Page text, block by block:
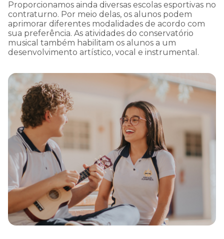
Proporcionamos ainda diversas escolas esportivas no
contraturno. Por meio delas, os alunos podem
aprimorar diferentes modalidades de acordo com
sua preferência. As atividades do conservatório
musical também habilitam os alunos a um
desenvolvimento artístico, vocal e instrumental.